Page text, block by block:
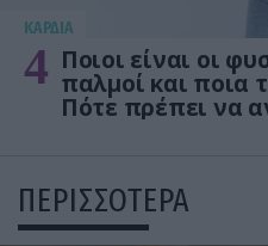
KΑΡΔΙΑ
4 Ποιοι είναι οι
παλμοί και ποια
Πότε πρέπει να
ΠΕΡΙΣΣΟΤΕΡΑ